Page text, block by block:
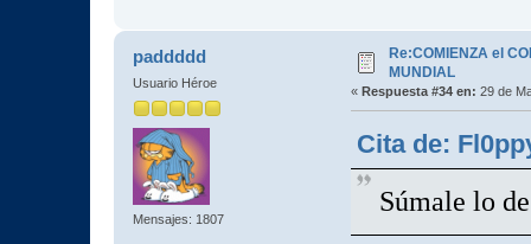
paddddd
Usuario Héroe
Mensajes: 1807
Re:COMIENZA el
MUNDIAL
« Respuesta #34 en: 29 de
Cita de:
Súmale lo